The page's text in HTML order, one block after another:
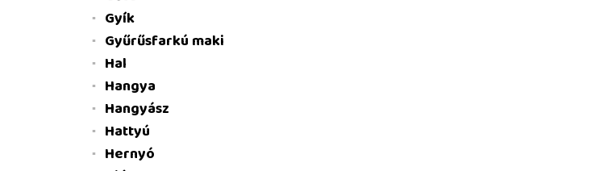
Gyík
Gyűrűsfarkú maki
Hal
Hangya
Hangyász
Hattyú
Hernyó